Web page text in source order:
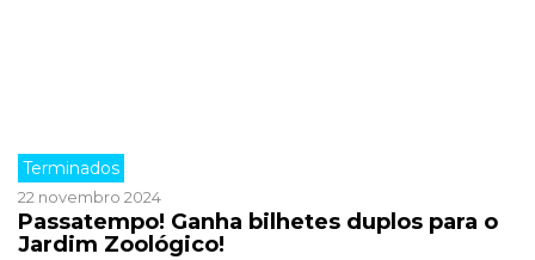
Terminados
22 novembro 2024
Passatempo! Ganha bilhetes duplos para o
Jardim Zoológico!